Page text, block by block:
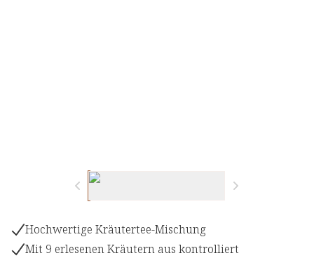
Hochwertige Kräutertee-Mischung
Mit 9 erlesenen Kräutern aus kontrolliert